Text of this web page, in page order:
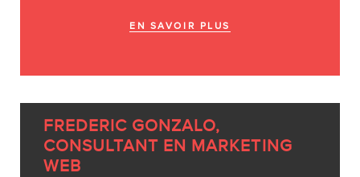
EN SAVOIR PLUS
FREDERIC GONZALO,
CONSULTANT EN MARKETING
WEB